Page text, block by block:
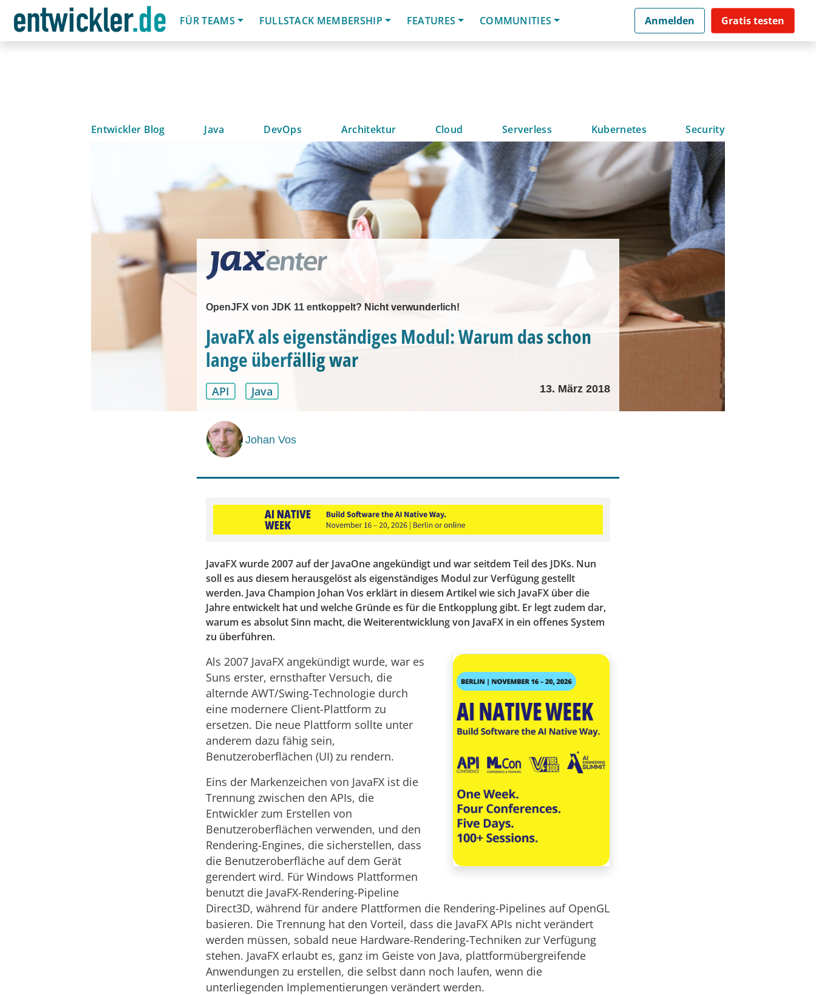
FÜR TEAMS
FULLSTACK MEMBERSHIP FEATURES COMMUNITIES Anmelden Gratis testen
Entwickler Blog Java DevOps Architektur Cloud Serverless Kubernetes Security
OpenJFX von JDK 11 entkoppelt? Nicht verwunderlich!
JavaFX als eigenständiges Modul: Warum das schon
lange überfällig war
API Java 13. März 2018
Johan Vos
JavaFX wurde 2007 auf der JavaOne angekündigt und war seitdem Teil des JDKs. Nun
soll es aus diesem herausgelöst als eigenständiges Modul zur Verfügung gestellt
werden. Java Champion Johan Vos erklärt in diesem Artikel wie sich JavaFX über die
Jahre entwickelt hat und welche Gründe es für die Entkopplung gibt. Er legt zudem dar,
warum es absolut Sinn macht, die Weiterentwicklung von JavaFX in ein offenes System
zu überführen.
Als 2007 JavaFX angekündigt wurde, war es
Suns erster, ernsthafter Versuch, die
alternde AWT/Swing-Technologie durch
eine modernere Client-Plattform zu
ersetzen. Die neue Plattform sollte unter
anderem dazu fähig sein,
Benutzeroberflächen (UI) zu rendern.
Eins der Markenzeichen von JavaFX ist die
Trennung zwischen den APIs, die
Entwickler zum Erstellen von
Benutzeroberflächen verwenden, und den
Rendering-Engines, die sicherstellen, dass
die Benutzeroberfläche auf dem Gerät
gerendert wird. Für Windows Plattformen
benutzt die JavaFX-Rendering-Pipeline
Direct3D, während für andere Plattformen die Rendering-Pipelines auf OpenGL
basieren. Die Trennung hat den Vorteil, dass die JavaFX APIs nicht verändert
werden müssen, sobald neue Hardware-Rendering-Techniken zur Verfügung
stehen. JavaFX erlaubt es, ganz im Geiste von Java, plattformübergreifende
Anwendungen zu erstellen, die selbst dann noch laufen, wenn die
unterliegenden Implementierungen verändert werden.